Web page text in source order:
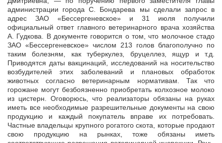
администрации города С. Бондарева мы сделали запрос в
адрес ЗАО «Бессергеневское» и 31 июля получили
официальный ответ главного ветеринарного врача хозяйства
А. Гудкова. В документе говорится о том, что молочное стадо
ЗАО «Бессергеневское» числом 213 голов благополучно по
таким болезням, как туберкулез, бруцеллез, ящур и т.д.
Приводятся даты вакцинаций, исследований на носительство
возбудителей этих заболеваний и плановых обработок
животных согласно ветеринарным нормативам. Так что
горожане могут безбоязненно приобретать колхозное молоко
из цистерн. Оговорюсь, что реализаторы обязаны на руках
иметь все необходимые разрешительные документы на свою
продукцию и каждый покупатель вправе их потребовать.
Частные владельцы крупного рогатого скота, которые продают
свою продукцию на рынках, тоже обязаны иметь